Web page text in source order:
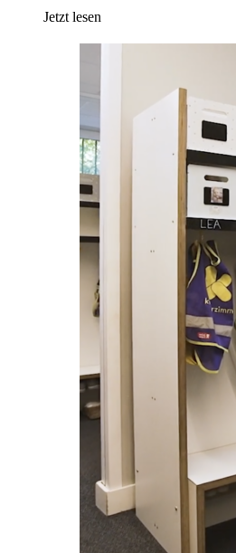
Jetzt lesen